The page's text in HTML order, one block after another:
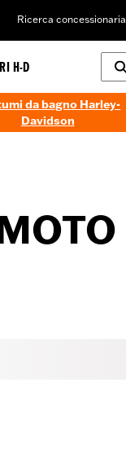
Ricerca concessionaria
H-D
da bagno Harley-
Davidson